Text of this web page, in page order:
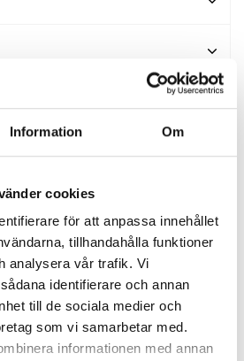
Information Om
cookies
för att anpassa innehållet
tillhandahålla funktioner
analysera vår trafik. Vi
identifierare och annan
till de sociala medier och
som vi samarbetar med.
informationen med annan